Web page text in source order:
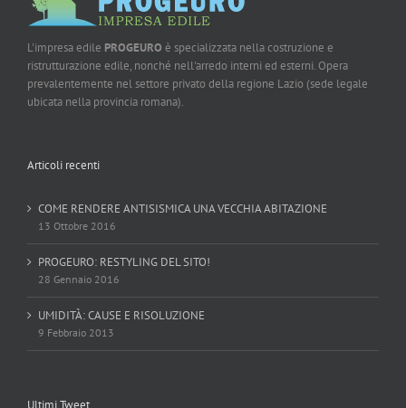
L'impresa edile PROGEURO è specializzata nella costruzione e
ristrutturazione edile, nonché nell'arredo interni ed esterni. Opera
prevalentemente nel settore privato della regione Lazio (sede legale
ubicata nella provincia romana).
Articoli recenti
COME RENDERE ANTISISMICA UNA VECCHIA ABITAZIONE
13 Ottobre 2016
PROGEURO: RESTYLING DEL SITO!
28 Gennaio 2016
UMIDITÀ: CAUSE E RISOLUZIONE
9 Febbraio 2013